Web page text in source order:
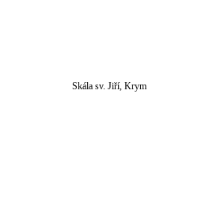
Skála sv. Jiří, Krym